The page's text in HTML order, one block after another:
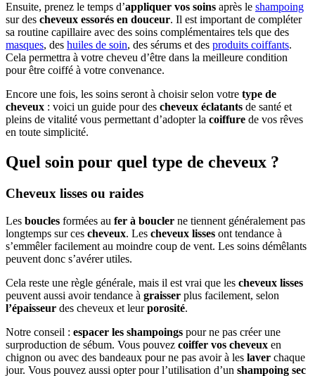
Ensuite, prenez le temps d’appliquer vos soins après le shampoing
sur des cheveux essorés en douceur. Il est important de compléter
sa routine capillaire avec des soins complémentaires tels que des
masques, des huiles de soin, des sérums et des produits coiffants.
Cela permettra à votre cheveu d’être dans la meilleure condition
pour être coiffé à votre convenance.
Encore une fois, les soins seront à choisir selon votre type de
cheveux : voici un guide pour des cheveux éclatants de santé et
pleins de vitalité vous permettant d’adopter la coiffure de vos rêves
en toute simplicité.
Quel soin pour quel type de cheveux ?
Cheveux lisses ou raides
Les boucles formées au fer à boucler ne tiennent généralement pas
longtemps sur ces cheveux. Les cheveux lisses ont tendance à
s’emmêler facilement au moindre coup de vent. Les soins démêlants
peuvent donc s’avérer utiles.
Cela reste une règle générale, mais il est vrai que les cheveux lisses
peuvent aussi avoir tendance à graisser plus facilement, selon
l’épaisseur des cheveux et leurporosité.
Notre conseil : espacer les shampoings pour ne pas créer une
surproduction de sébum. Vous pouvez coiffer vos cheveux en
chignon ou avec des bandeaux pour ne pas avoir à les laver chaque
jour. Vous pouvez aussi opter pour l’utilisation d’un shampoing sec